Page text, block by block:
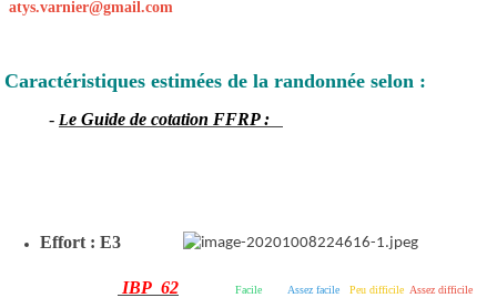
atys.varnier@gmail.com
Caractéristiques estimées de la randonnée selon :
- Le Guide de cotation FFRP :
Effort : E3
IBP 62 Facile Assez facile Peu difficile Assez difficile